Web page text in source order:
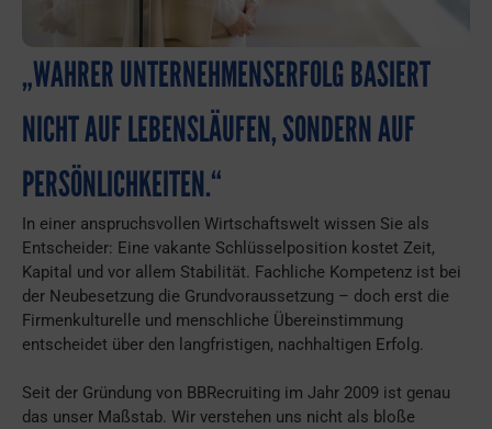
„WAHRER UNTERNEHMENSERFOLG BASIERT
NICHT AUF LEBENSLÄUFEN, SONDERN AUF
PERSÖNLICHKEITEN.“
In einer anspruchsvollen Wirtschaftswelt wissen Sie als
Entscheider: Eine vakante Schlüsselposition kostet Zeit,
Kapital und vor allem Stabilität. Fachliche Kompetenz ist bei
der Neubesetzung die Grundvoraussetzung – doch erst die
Firmenkulturelle und menschliche Übereinstimmung
entscheidet über den langfristigen, nachhaltigen Erfolg.
Seit der Gründung von BBRecruiting im Jahr 2009 ist genau
das unser Maßstab. Wir verstehen uns nicht als bloße